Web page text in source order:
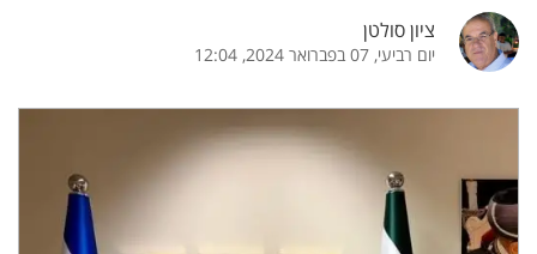
ציון סולטן
יום רביעי, 07 בפברואר 2024, 12:04